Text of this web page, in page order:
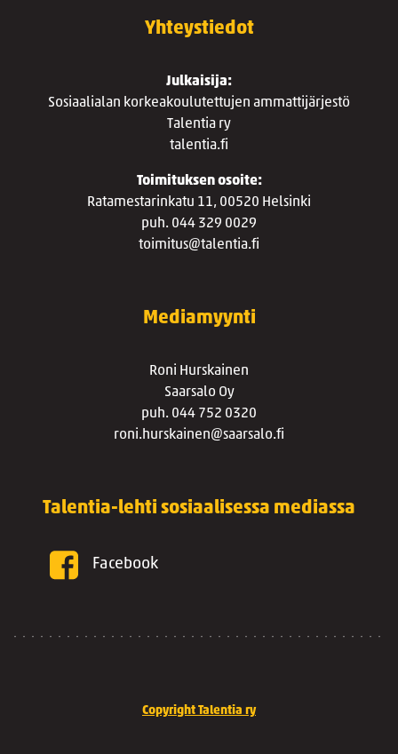
Yhteystiedot
Julkaisija:
Sosiaalialan korkeakoulutettujen ammattijärjestö
Talentia ry
talentia.fi
Toimituksen osoite:
Ratamestarinkatu 11, 00520 Helsinki
puh. 044 329 0029
toimitus@talentia.fi
Mediamyynti
Roni Hurskainen
Saarsalo Oy
puh. 044 752 0320
roni.hurskainen@saarsalo.fi
Talentia-lehti sosiaalisessa mediassa
Facebook
Copyright Talentia ry